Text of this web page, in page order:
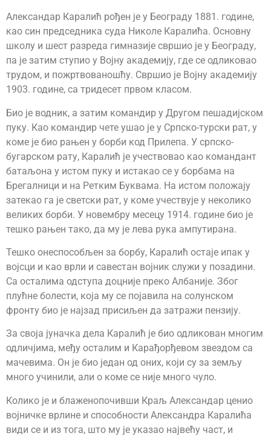
Александар Каралић рођен је у Београду 1881. године,
као син председника суда Николе Каралића. Основну
школу и шест разреда гимназије свршио је у Београду,
па је затим ступио у Војну академију, где се одликовао
трудом, и пожртвованошћу. Свршио је Војну академију
1903. године, са тридесет првом класом.
Био је водник, а затим командир у Другом пешадијском
пуку. Као командир чете ушао је у Српско-турски рат, у
коме је био рањен у борби код Прилепа. У српско-
бугарском рату, Каралић је учествовао као командант
батаљона у истом пуку и истакао се у борбама на
Брегалници и на Ретким Буквама. На истом положају
затекао га је светски рат, у коме учествује у неколико
великих борби. У новембру месецу 1914. године био је
тешко рањен тако, да му је лева рука ампутирана.
Тешко онеспособљен за борбу, Каралић остаје ипак у
војсци и као врли и савестан војник служи у позадини.
Са осталима одступа доцније преко Албаније. Због
плућне болести, која му се појавила на солунском
фронту био је најзад присиљен да затражи пензију.
За своја јуначка дела Каралић је био одликован многим
одличјима, међу осталим и Карађорђевом звездом са
мачевима. Он је био један од оних, који су за земљу
много учинили, али о коме се није много чуло.
Колико је и блаженопочивши Краљ Александар ценио
војничке врлине и способности Александра Каралића
види се и из тога, што му је указао највећу част, и